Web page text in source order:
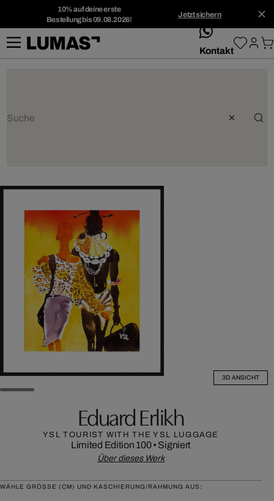
10% auf deine erste
Bestellung bis 09.08.2026!
Jetzt sichern
whatsApp
Kontakt
3D ANSICHT
Eduard Erlikh
YSL TOURIST WITH THE YSL LUGGAGE
Limited Edition 100• Signiert
Über dieses Werk
WÄHLE GRÖSSE (CM) UND KASCHIERUNG/RAHMUNG AUS: